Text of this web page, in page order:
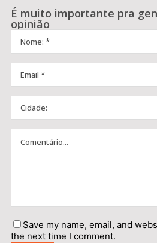
É muito importante pra
opinião
Save my name, email, and
the next time I comment.